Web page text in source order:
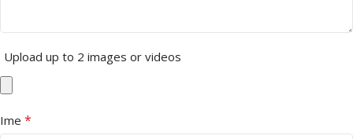
Upload up to 2 images or videos
Ime *